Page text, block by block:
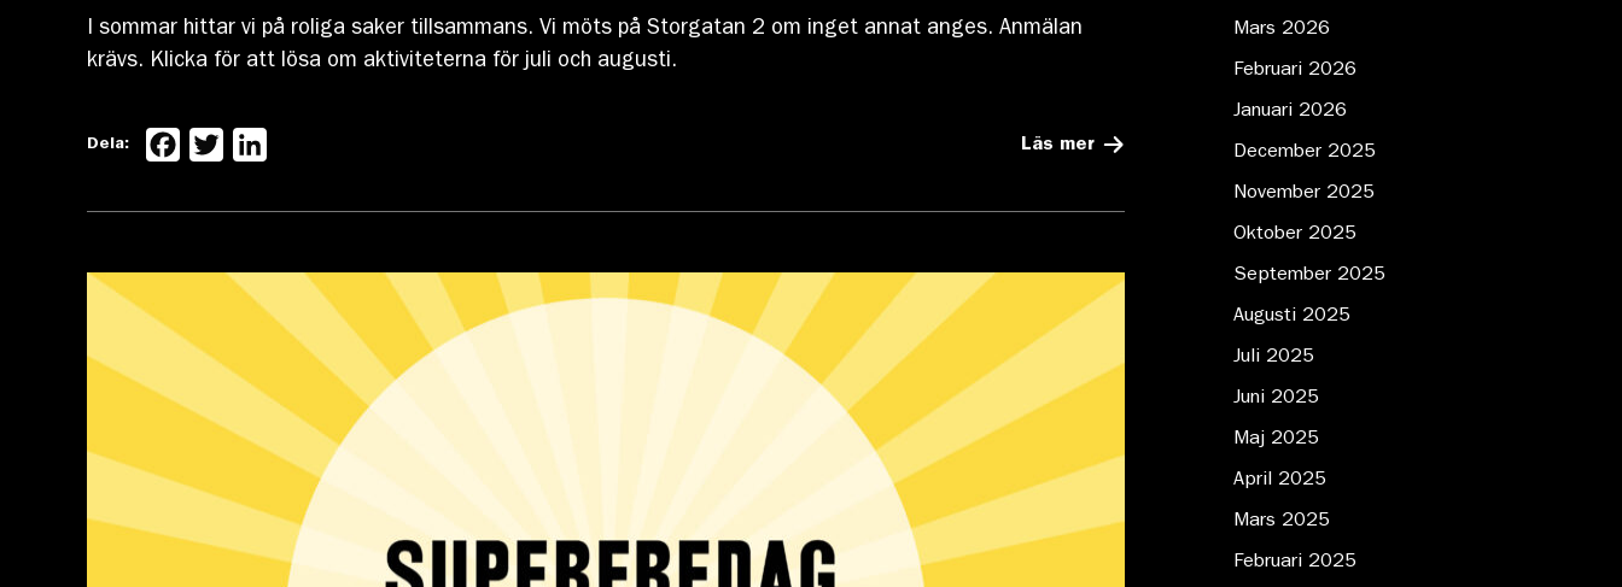
Mars 2026
Februari 2026
Januari 2026
December 2025
November 2025
Oktober 2025
September 2025
Augusti 2025
Juli 2025
Juni 2025
Maj 2025
April 2025
Mars 2025
Februari 2025
I sommar hittar vi på roliga saker tillsammans. Vi möts på Storgatan 2 om inget annat anges. Anmälan
krävs. Klicka för att lösa om aktiviteterna för juli och augusti.
Läs mer
Dela: Facebook
Twitter